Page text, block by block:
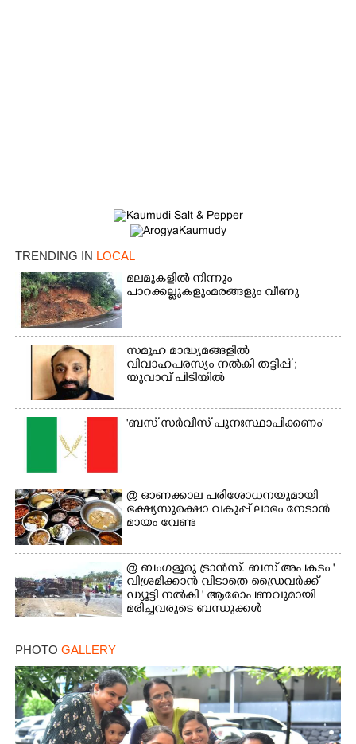
TRENDING IN LOCAL
മലമുകളിൽ നിന്നും
പാറക്കല്ലുകളുംമരങ്ങളും വീണു
സമൂഹ മാദ്ധ്യമങ്ങളിൽ
വിവാഹപരസ്യം നൽകി തട്ടിപ്പ് ;
യുവാവ് പിടിയിൽ
'ബസ് സർവീസ് പുനഃസ്ഥാപിക്കണം'
@​​​​​​​ ഓണക്കാല പരിശോധനയുമായി
ഭക്ഷ്യസുരക്ഷാ വകുപ്പ് ലാഭം നേടാൻ
മായം വേണ്ട
@ ബംഗളൂരു ട്രാൻസ്. ബസ് അപകടം '
വി​ശ്ര​മിക്കാൻ വിടാതെ ഡ്രൈ​വ​ർ​ക്ക്
ഡ്യൂട്ടി നൽകി ' ആരോപണവുമായി
മരിച്ചവരുടെ ബന്ധുക്കൾ
PHOTO GALLERY